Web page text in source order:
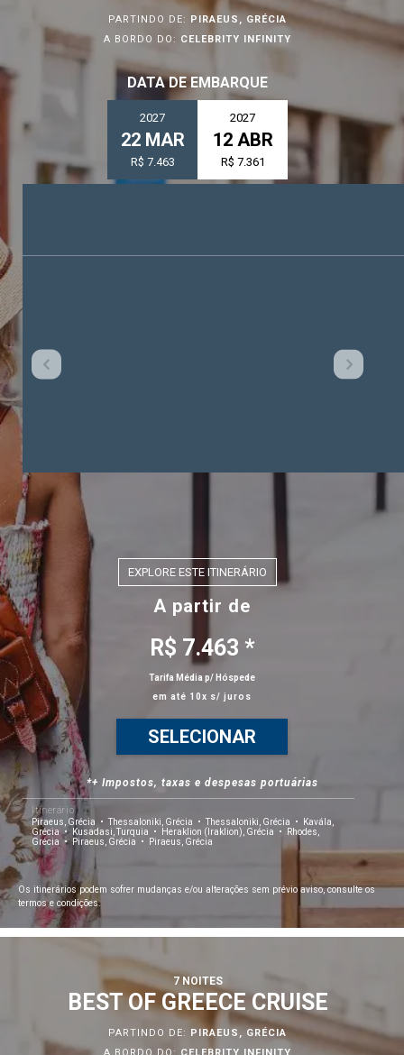
PARTINDO DE:
PIRAEUS, GRÉCIA
A BORDO DO: CELEBRITY INFINITY
DATA DE EMBARQUE
2027
22 MAR
R$ 7.463
2027
12 ABR
R$ 7.361
EXPLORE ESTE ITINERÁRIO
A partir de
R$ 7.463 *
Tarifa Média p/ Hóspede
em até 10x s/ juros
SELECIONAR
*+ Impostos, taxas e despesas portuárias
Itinerário
Piraeus, Grécia
Thessaloniki, Grécia Thessaloniki, Grécia
Kavála,
Grécia
Kusadasi, Turquia Heraklion (Iraklion), Grécia
Rhodes,
Grécia
Piraeus, Grécia Piraeus, Grécia
Os itinerários podem sofrer mudanças e/ou alterações sem prévio aviso, consulte os
termos e condições.
7 NOITES
BEST OF GREECE CRUISE
PARTINDO DE:
PIRAEUS, GRÉCIA